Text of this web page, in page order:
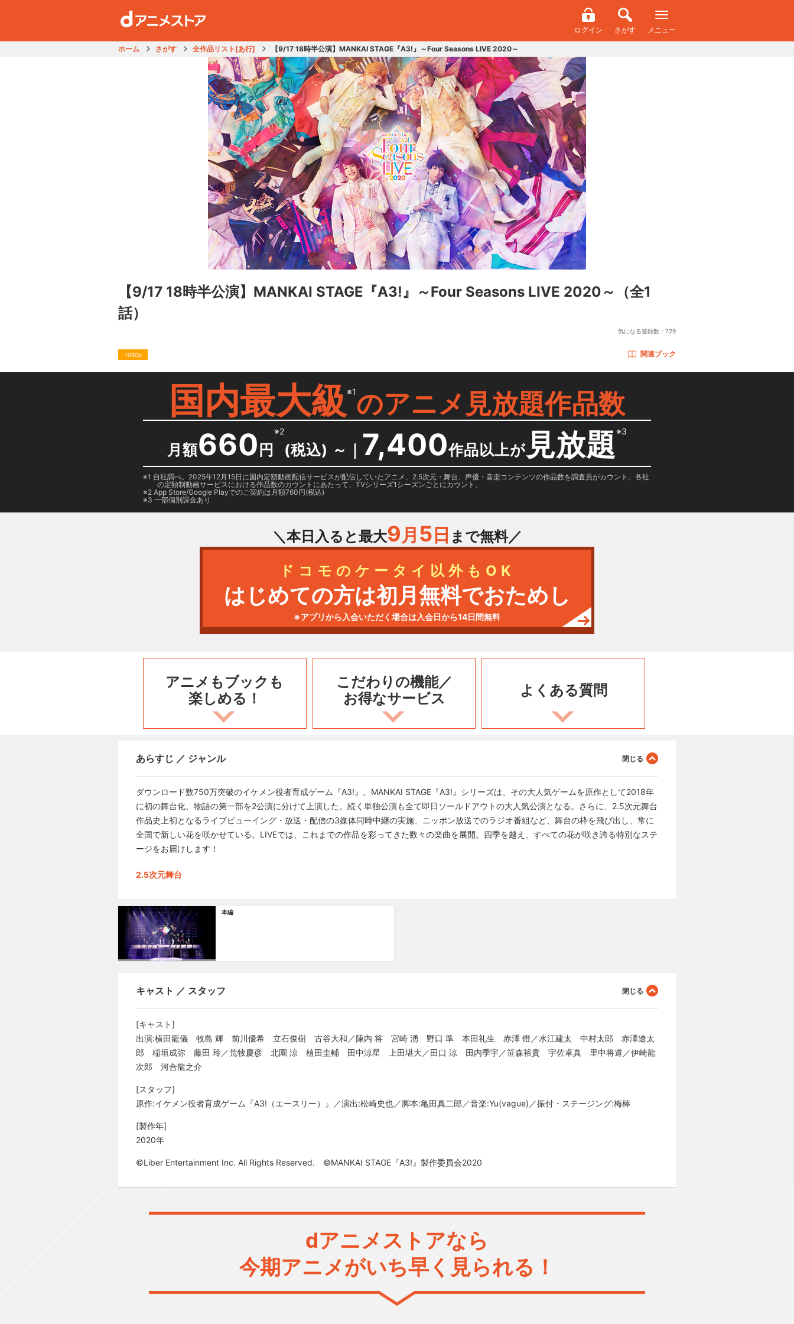
ログイン さがす メニュー
ホーム さがす 全作品リスト[あ行] 【9/17 18時半公演】MANKAI STAGE『A3!』～Four Seasons LIVE 2020～
【9/17 18時半公演】MANKAI STAGE『A3!』～Four Seasons LIVE 2020～
（全1
話）
気になる登録数： 729
1080p 関連ブック
国内最大級 ※1のアニメ見放題作品数
月額660 円
※2
(税込) ～ ｜ 7,400作品以上が 見放題※3
1 自社調べ。2025年12月15日に国内定額動画配信サービスが配信していたアニメ、2.5次元・舞台、声優・音楽コンテンツの作品数を調査員がカウント。各社
の定額制動画サービスにおける作品数のカウントにあたって、TVシリーズ1シーズンごとにカウント。
2 App Store/Google Playでのご契約は月額760円(税込)
3 一部個別課金あり
＼本日入ると最大9月 5 日 まで無料／
ドコモのケータイ以外もOK
はじめての方は初月無料でおためし
※アプリから入会いただく場合は入会日から14日間無料
アニメもブックも
楽しめる！
こだわりの機能／
お得なサービス
よくある質問
あらすじ ／ ジャンル
ダウンロード数750万突破のイケメン役者育成ゲーム『A3!』。MANKAI STAGE『A3!』シリーズは、その大人気ゲームを原作として2018年
に初の舞台化、物語の第一部を2公演に分けて上演した。続く単独公演も全て即日ソールドアウトの大人気公演となる。さらに、2.5次元舞台
作品史上初となるライブビューイング・放送・配信の3媒体同時中継の実施、ニッポン放送でのラジオ番組など、舞台の枠を飛び出し、常に
全国で新しい花を咲かせている。LIVEでは、これまでの作品を彩ってきた数々の楽曲を展開。四季を越え、すべての花が咲き誇る特別なステ
ージをお届けします！
2.5次元舞台
本編
キャスト ／ スタッフ
[キャスト]
出演:横田龍儀 牧島 輝 前川優希 立石俊樹 古谷大和／陳内 将 宮崎 湧 野口 準 本田礼生 赤澤 燈／水江建太 中村太郎 赤澤遼太
郎 稲垣成弥 藤田 玲／荒牧慶彦 北園 涼 植田圭輔 田中涼星 上田堪大／田口 涼 田内季宇／笹森裕貴 宇佐卓真 里中将道／伊崎龍
次郎 河合龍之介
[スタッフ]
原作:イケメン役者育成ゲーム『A3!（エースリー）』／演出:松崎史也／脚本:亀田真二郎／音楽:Yu(vague)／振付・ステージング:梅棒
[製作年]
2020年
©Liber Entertainment Inc. All Rights Reserved. ©MANKAI STAGE『A3!』製作委員会2020
dアニメストアなら
今期アニメがいち早く見られる！